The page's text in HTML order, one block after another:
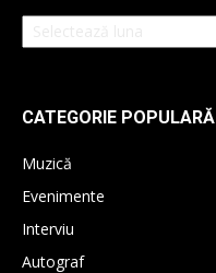
Arhive
CATEGORIE POPULARĂ
Muzică
Evenimente
Interviu
Autograf